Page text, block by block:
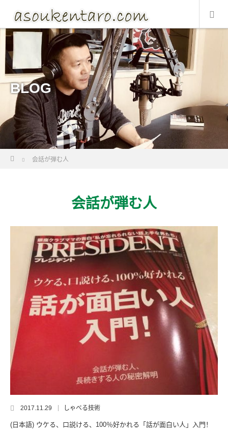
BLOG
会話が弾む人
会話が弾む人
2017.11.29 しゃべる技術
(日本語) ウケる、口説ける、100％好かれる「話が面白い人」入門！